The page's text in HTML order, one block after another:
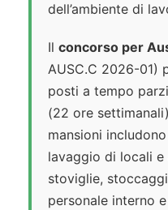
dell’ambiente di
Il concorso per
AUSC.C 2026-01)
posti a tempo
(22 ore
mansioni
lavaggio di locali
stoviglie,
personale interno